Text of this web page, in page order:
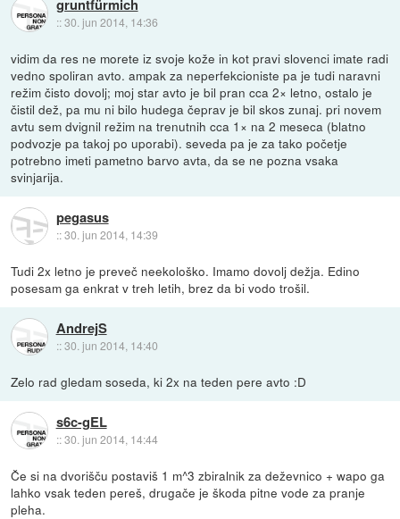
gruntfürmich
::30. jun 2014, 14:36
vidim da res ne morete iz svoje kože in kot pravi slovenci imate radi
vedno spoliran avto. ampak za neperfekcioniste pa je tudi naravni
režim čisto dovolj; moj star avto je bil pran cca 2× letno, ostalo je
čistil dež, pa mu ni bilo hudega čeprav je bil skos zunaj. pri novem
avtu sem dvignil režim na trenutnih cca 1× na 2 meseca (blatno
podvozje pa takoj po uporabi). seveda pa je za tako početje
potrebno imeti pametno barvo avta, da se ne pozna vsaka
svinjarija.
pegasus
::30. jun 2014, 14:39
Tudi 2x letno je preveč neekološko. Imamo dovolj dežja. Edino
posesam ga enkrat v treh letih, brez da bi vodo trošil.
AndrejS
::30. jun 2014, 14:40
Zelo rad gledam soseda, ki 2x na teden pere avto :D
s6c-gEL
::30. jun 2014, 14:44
Če si na dvorišču postaviš 1 m^3 zbiralnik za deževnico + wapo ga
lahko vsak teden pereš, drugače je škoda pitne vode za pranje
pleha.